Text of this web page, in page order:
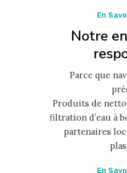
En
Notre
Parce que
Produits de
filtration d’eau à
partenaires
En